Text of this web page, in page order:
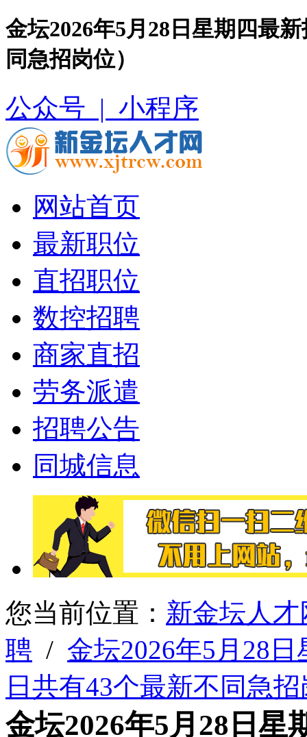
金坛2026年5月28日星期四最
同急招岗位）
公众号 | 小程序
网站首页
最新职位
直招职位
数控招聘
商家直招
劳务派遣
招聘公告
同城信息
您当前位置： 新金坛人才
聘 / 金坛2026年5月28
日共有43个最新不同急
金坛2026年5月28日星